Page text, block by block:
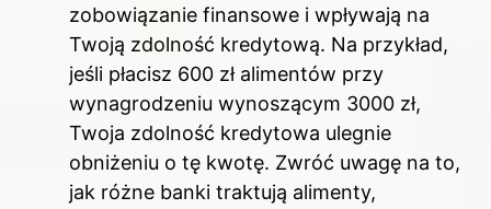
zobowiązanie finansowe i wpływają na
Twoją zdolność kredytową. Na przykład,
jeśli płacisz 600 zł alimentów przy
wynagrodzeniu wynoszącym 3000 zł,
Twoja zdolność kredytowa ulegnie
obniżeniu o tę kwotę. Zwróć uwagę na to,
jak różne banki traktują alimenty,